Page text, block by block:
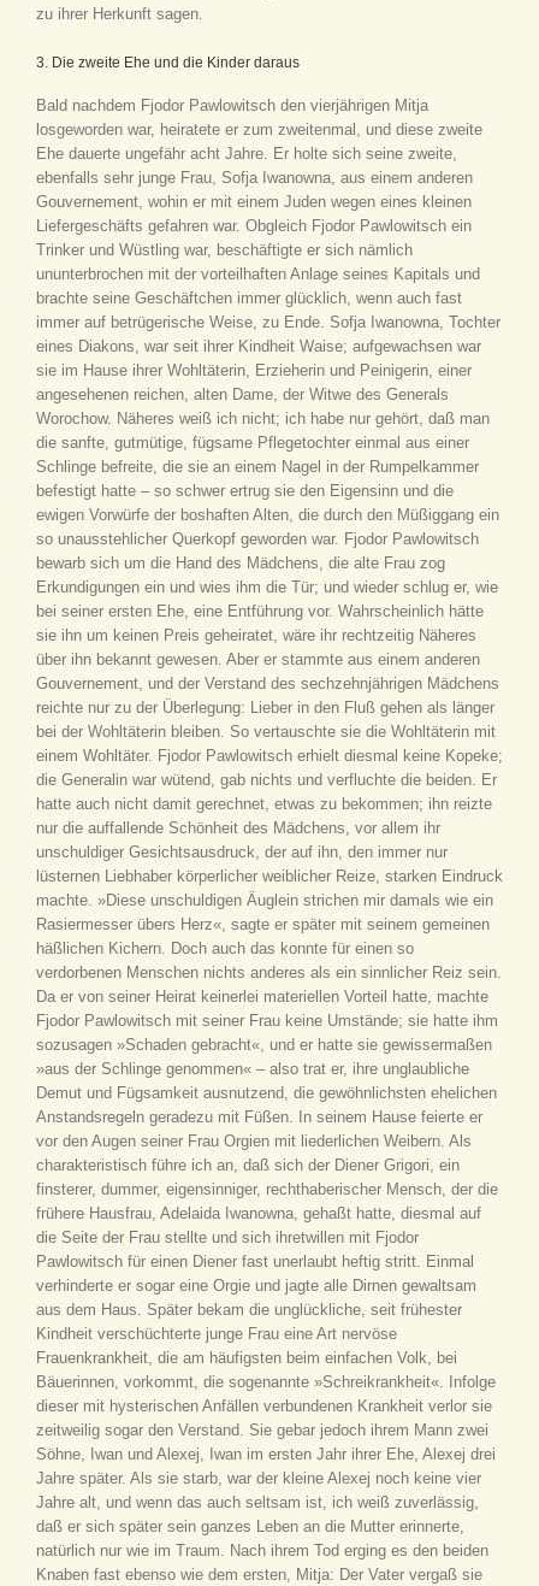
zu ihrer Herkunft sagen.
3. Die zweite Ehe und die Kinder daraus
Bald nachdem Fjodor Pawlowitsch den vierjährigen Mitja
losgeworden war, heiratete er zum zweitenmal, und diese zweite
Ehe dauerte ungefähr acht Jahre. Er holte sich seine zweite,
ebenfalls sehr junge Frau, Sofja Iwanowna, aus einem anderen
Gouvernement, wohin er mit einem Juden wegen eines kleinen
Liefergeschäfts gefahren war. Obgleich Fjodor Pawlowitsch ein
Trinker und Wüstling war, beschäftigte er sich nämlich
ununterbrochen mit der vorteilhaften Anlage seines Kapitals und
brachte seine Geschäftchen immer glücklich, wenn auch fast
immer auf betrügerische Weise, zu Ende. Sofja Iwanowna, Tochter
eines Diakons, war seit ihrer Kindheit Waise; aufgewachsen war
sie im Hause ihrer Wohltäterin, Erzieherin und Peinigerin, einer
angesehenen reichen, alten Dame, der Witwe des Generals
Worochow. Näheres weiß ich nicht; ich habe nur gehört, daß man
die sanfte, gutmütige, fügsame Pflegetochter einmal aus einer
Schlinge befreite, die sie an einem Nagel in der Rumpelkammer
befestigt hatte – so schwer ertrug sie den Eigensinn und die
ewigen Vorwürfe der boshaften Alten, die durch den Müßiggang ein
so unausstehlicher Querkopf geworden war. Fjodor Pawlowitsch
bewarb sich um die Hand des Mädchens, die alte Frau zog
Erkundigungen ein und wies ihm die Tür; und wieder schlug er, wie
bei seiner ersten Ehe, eine Entführung vor. Wahrscheinlich hätte
sie ihn um keinen Preis geheiratet, wäre ihr rechtzeitig Näheres
über ihn bekannt gewesen. Aber er stammte aus einem anderen
Gouvernement, und der Verstand des sechzehnjährigen Mädchens
reichte nur zu der Überlegung: Lieber in den Fluß gehen als länger
bei der Wohltäterin bleiben. So vertauschte sie die Wohltäterin mit
einem Wohltäter. Fjodor Pawlowitsch erhielt diesmal keine Kopeke;
die Generalin war wütend, gab nichts und verfluchte die beiden. Er
hatte auch nicht damit gerechnet, etwas zu bekommen; ihn reizte
nur die auffallende Schönheit des Mädchens, vor allem ihr
unschuldiger Gesichtsausdruck, der auf ihn, den immer nur
lüsternen Liebhaber körperlicher weiblicher Reize, starken Eindruck
machte. »Diese unschuldigen Äuglein strichen mir damals wie ein
Rasiermesser übers Herz«, sagte er später mit seinem gemeinen
häßlichen Kichern. Doch auch das konnte für einen so
verdorbenen Menschen nichts anderes als ein sinnlicher Reiz sein.
Da er von seiner Heirat keinerlei materiellen Vorteil hatte, machte
Fjodor Pawlowitsch mit seiner Frau keine Umstände; sie hatte ihm
sozusagen »Schaden gebracht«, und er hatte sie gewissermaßen
»aus der Schlinge genommen« – also trat er, ihre unglaubliche
Demut und Fügsamkeit ausnutzend, die gewöhnlichsten ehelichen
Anstandsregeln geradezu mit Füßen. In seinem Hause feierte er
vor den Augen seiner Frau Orgien mit liederlichen Weibern. Als
charakteristisch führe ich an, daß sich der Diener Grigori, ein
finsterer, dummer, eigensinniger, rechthaberischer Mensch, der die
frühere Hausfrau, Adelaida Iwanowna, gehaßt hatte, diesmal auf
die Seite der Frau stellte und sich ihretwillen mit Fjodor
Pawlowitsch für einen Diener fast unerlaubt heftig stritt. Einmal
verhinderte er sogar eine Orgie und jagte alle Dirnen gewaltsam
aus dem Haus. Später bekam die unglückliche, seit frühester
Kindheit verschüchterte junge Frau eine Art nervöse
Frauenkrankheit, die am häufigsten beim einfachen Volk, bei
Bäuerinnen, vorkommt, die sogenannte »Schreikrankheit«. Infolge
dieser mit hysterischen Anfällen verbundenen Krankheit verlor sie
zeitweilig sogar den Verstand. Sie gebar jedoch ihrem Mann zwei
Söhne, Iwan und Alexej, Iwan im ersten Jahr ihrer Ehe, Alexej drei
Jahre später. Als sie starb, war der kleine Alexej noch keine vier
Jahre alt, und wenn das auch seltsam ist, ich weiß zuverlässig,
daß er sich später sein ganzes Leben an die Mutter erinnerte,
natürlich nur wie im Traum. Nach ihrem Tod erging es den beiden
Knaben fast ebenso wie dem ersten, Mitja: Der Vater vergaß sie